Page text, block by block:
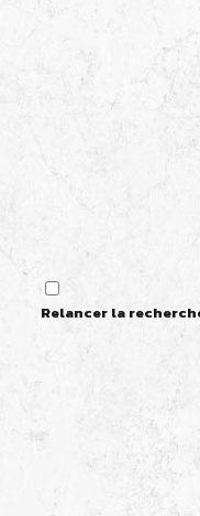
Relancer la